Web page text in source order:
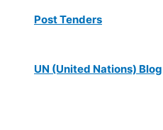
Post Tenders
UN (United Nations) Blog